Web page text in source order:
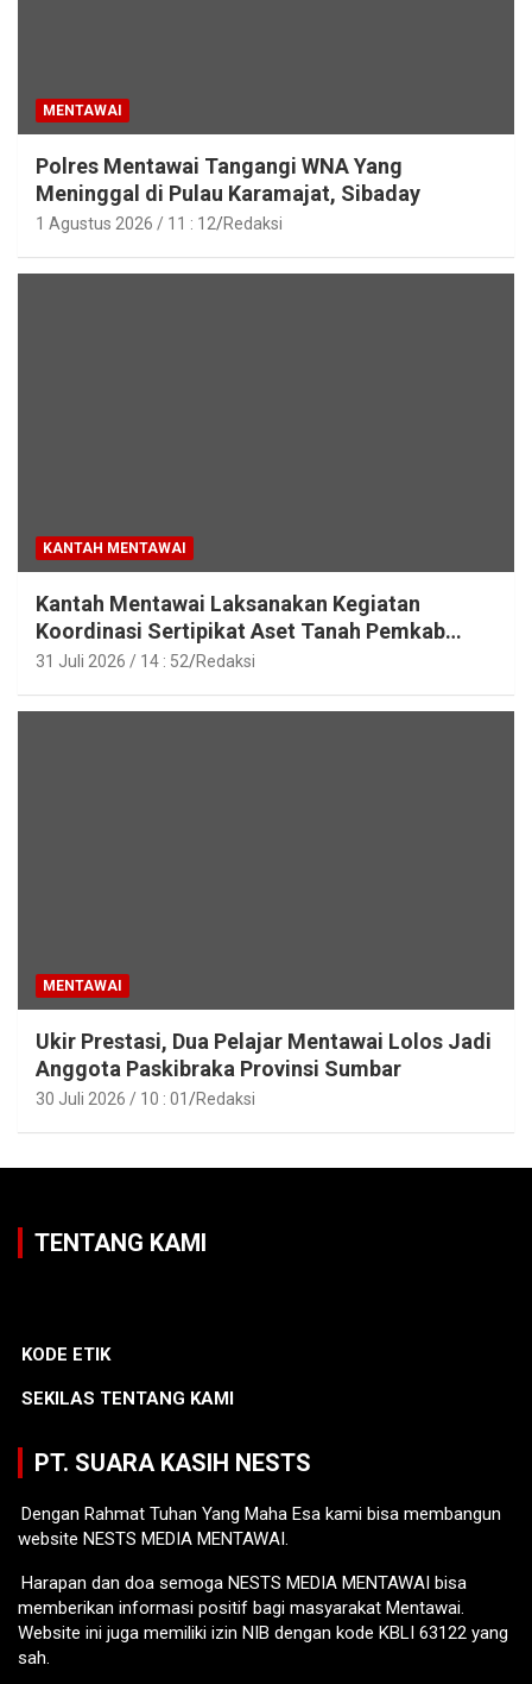
MENTAWAI
Polres Mentawai Tangangi WNA Yang
Meninggal di Pulau Karamajat, Sibaday
1 Agustus 2026 / 11 : 12 Redaksi
KANTAH MENTAWAI
Kantah Mentawai Laksanakan Kegiatan
Koordinasi Sertipikat Aset Tanah Pemkab
Mentawai
31 Juli 2026 / 14 : 52 Redaksi
MENTAWAI
Ukir Prestasi, Dua Pelajar Mentawai Lolos Jadi
Anggota Paskibraka Provinsi Sumbar
30 Juli 2026 / 10 : 01 Redaksi
TENTANG KAMI
KODE ETIK
SEKILAS TENTANG KAMI
PT. SUARA KASIH NESTS
Dengan Rahmat Tuhan Yang Maha Esa kami bisa membangun
website NESTS MEDIA MENTAWAI.
Harapan dan doa semoga NESTS MEDIA MENTAWAI bisa
memberikan informasi positif bagi masyarakat Mentawai.
Website ini juga memiliki izin NIB dengan kode KBLI 63122 yang
sah.